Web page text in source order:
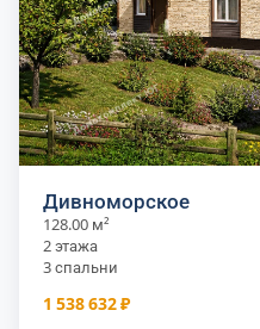
Дивноморское
128.00 м²
2 этажа
3 спальни
1 538 632 ₽